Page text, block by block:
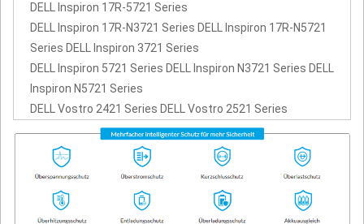
DELL Inspiron 17R-5721 Series
DELL Inspiron 17R-N3721 Series DELL Inspiron 17R-N5721
Series DELL Inspiron 3721 Series
DELL Inspiron 5721 Series DELL Inspiron N3721 Series DELL
Inspiron N5721 Series
DELL Vostro 2421 Series DELL Vostro 2521 Series